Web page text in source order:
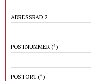
ADRESSRAD 2
POSTNUMMER (*)
POSTORT (*)